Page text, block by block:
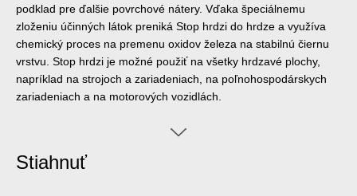
podklad pre ďalšie povrchové nátery. Vďaka špeciálnemu
zloženiu účinných látok preniká Stop hrdzi do hrdze a využíva
chemický proces na premenu oxidov železa na stabilnú čiernu
vrstvu. Stop hrdzi je možné použiť na všetky hrdzavé plochy,
napríklad na strojoch a zariadeniach, na poľnohospodárskych
zariadeniach a na motorových vozidlách.
Stiahnuť